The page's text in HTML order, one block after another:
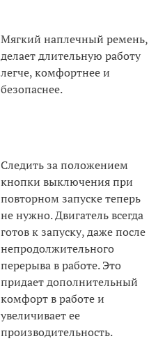
Мягкий наплечный ремень,
делает длительную работу
легче, комфортнее и
безопаснее.
Следить за положением
кнопки выключения при
повторном запуске теперь
не нужно. Двигатель всегда
готов к запуску, даже после
непродолжительного
перерыва в работе. Это
придает дополнительный
комфорт в работе и
увеличивает ее
производительность.